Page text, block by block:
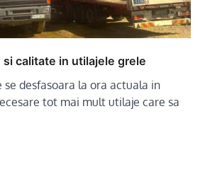
calitate in utilajele grele
desfasoara la ora actuala in
tot mai mult utilaje care sa